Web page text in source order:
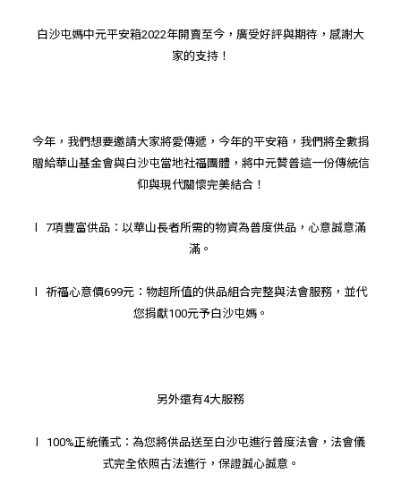
白沙屯媽中元平安箱2022年開賣至今，廣受好評與期待，感謝大
家的支持！
今年，我們想要邀請大家將愛傳遞，今年的平安箱，我們將全數捐
贈給華山基金會與白沙屯當地社福團體，將中元贊普這一份傳統信
仰與現代關懷完美結合！
l 7項豐富供品：以華山長者所需的物資為普度供品，心意誠意滿
滿。
l 祈福心意價699元：物超所值的供品組合完整與法會服務，並代
您捐獻100元予白沙屯媽。
另外還有4大服務
l 100%正統儀式：為您將供品送至白沙屯進行普度法會，法會儀
式完全依照古法進行，保證誠心誠意。